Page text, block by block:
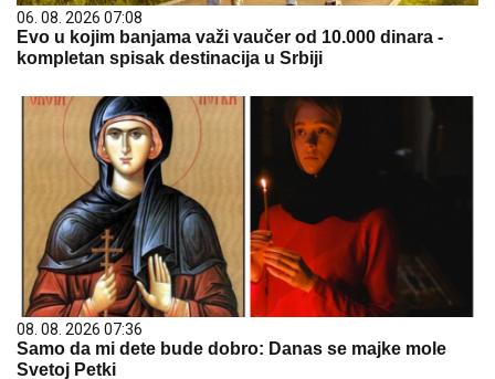
06. 08. 2026 07:08
Evo u kojim banjama važi vaučer od 10.000 dinara -
kompletan spisak destinacija u Srbiji
08. 08. 2026 07:36
Samo da mi dete bude dobro: Danas se majke mole
Svetoj Petki